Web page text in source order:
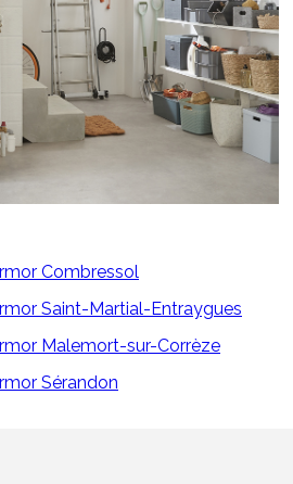
Combressol
Saint-Martial-Entraygues
Malemort-sur-Corrèze
Sérandon